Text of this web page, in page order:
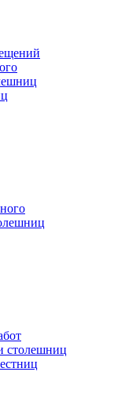
столешниц